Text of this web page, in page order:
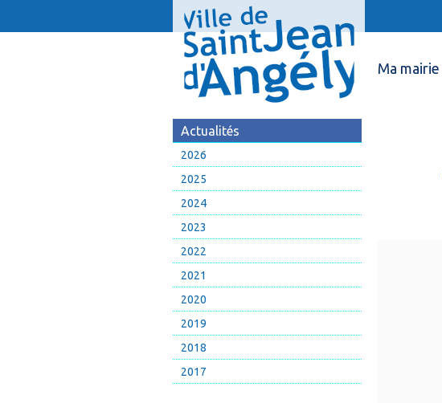
Ma mairie
Actualités
2026
2025
2024
2023
2022
2021
2020
2019
2018
2017